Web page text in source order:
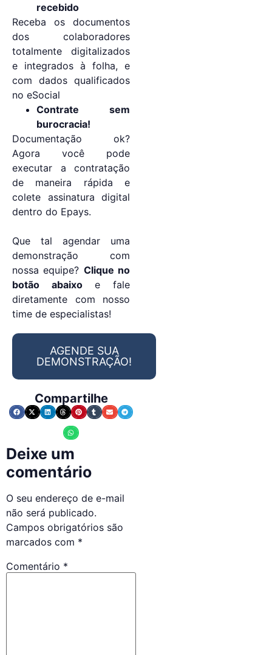
recebido
Receba os documentos
dos colaboradores
totalmente digitalizados
e integrados à folha, e
com dados qualificados
no eSocial
Contrate sem
burocracia!
Documentação ok?
Agora você pode
executar a contratação
de maneira rápida e
colete assinatura digital
dentro do Epays.
Que tal agendar uma
demonstração com
nossa equipe? Clique no
botão abaixoe fale
diretamente com nosso
time de especialistas!
AGENDE SUA
DEMONSTRAÇÃO!
Compartilhe
Deixe um
comentário
O seu endereço de e-mail
não será publicado.
Campos obrigatórios são
marcados com *
Comentário *